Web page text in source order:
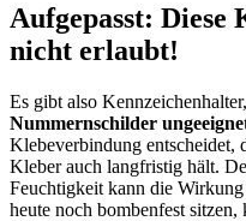
Aufgepasst: Diese
nicht erlaubt!
Es gibt also
Nummernschilder
Klebeverbindung entscheidet,
Kleber auch langfristig hält.
Feuchtigkeit kann die
heute noch bombenfest